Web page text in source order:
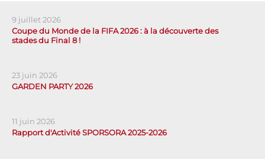
9 juillet 2026
Coupe du Monde de la FIFA 2026 : à la découverte des
stades du Final 8 !
23 juin 2026
GARDEN PARTY 2026
11 juin 2026
Rapport d'Activité SPORSORA 2025-2026